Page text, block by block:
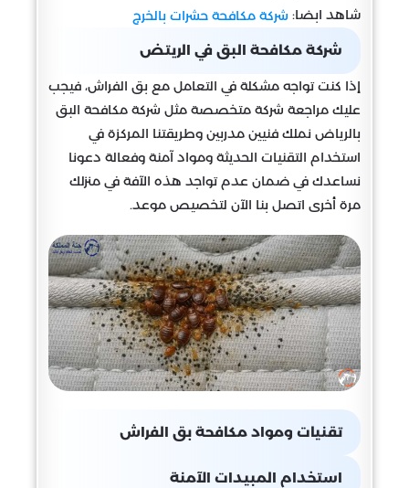
شاهد ابضا: شركة مكافحة حشرات بالخرج
شركة مكافحة البق في الريتض
إذا كنت تواجه مشكلة في التعامل مع بق الفراش، فيجب
عليك مراجعة شركة متخصصة مثل شركة مكافحة البق
بالرياض نملك فنيين مدربين وطريقتنا المركزة في
استخدام التقنيات الحديثة ومواد آمنة وفعالة دعونا
نساعدك في ضمان عدم تواجد هذه الآفة في منزلك
مرة أخرى اتصل بنا الآن لتخصيص موعد.
تقنيات ومواد مكافحة بق الفراش
استخدام المبيدات الآمنة